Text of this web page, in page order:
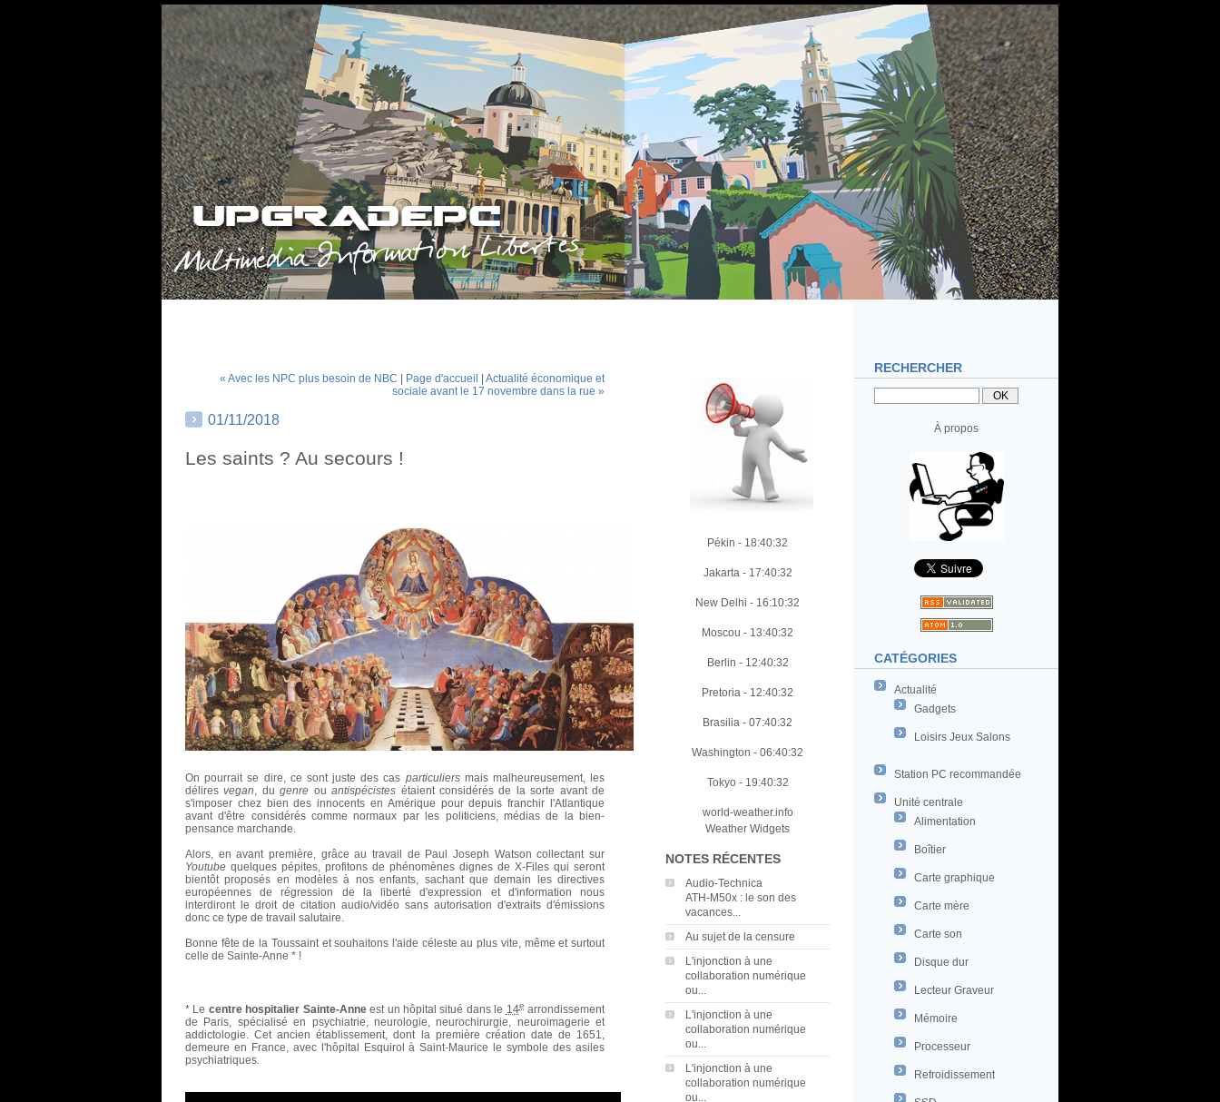
RECHERCHER
À propos
CATÉGORIES
Actualité
Gadgets
Loisirs Jeux Salons
Station PC recommandée
Unité centrale
Alimentation
Boîtier
Carte graphique
Carte mère
Carte son
Disque dur
Lecteur Graveur
Mémoire
Processeur
Refroidissement
Pékin - 18:40:33
Jakarta- 17:40:33
New Delhi - 16:10:33
Moscou - 13:40:33
Berlin - 12:40:33
Pretoria - 12:40:33
Brasilia - 07:40:33
Washington - 06:40:33
Tokyo - 19:40:33
world-weather.info
Weather Widgets
NOTES RÉCENTES
Audio‑Technica
ATH‑M50x : le son des
vacances...
Au sujet de la censure
L'injonction à une
collaboration numérique
ou...
L'injonction à une
collaboration numérique
ou...
L'injonction à une
collaboration numérique
ou...
« Avec les NPC plus besoin de NBC Page d'accueil
Actualité économique et
sociale avant le 17 novembre dans la rue »
01/11/2018
Les saints ? Au secours !
On pourrait se dire, ce sont juste des cas particuliersmais malheureusement, les
déliresvegan , dugenre ouantispécistes étaient considérés de la sorte avant de
s'imposer chez bien des innocents en Amérique pour depuis franchir l'Atlantique
avant d'être considérés comme normaux par les politiciens, médias de la bien-
pensance marchande.
Alors, en avant première, grâce au travail de Paul Joseph Watson collectant sur
Youtube quelques pépites, profitons de phénomènes dignes de X-Files qui seront
bientôt proposés en modèles à nos enfants, sachant que demain les directives
européennes de régression de la liberté d'expression et d'information nous
interdiront le droit de citation audio/vidéo sans autorisation d'extraits d'émissions
donc ce type de travail salutaire.
Bonne fête de la Toussaint et souhaitons l'aide céleste au plus vite, même et surtout
celle de Sainte-Anne * !
* Le centre hospitalier Sainte-Anneest un hôpital situé dans le 14e arrondissement
de Paris, spécialisé en psychiatrie, neurologie, neurochirurgie, neuroimagerie et
addictologie. Cet ancien établissement, dont la première création date de 1651,
demeure en France, avec l'hôpital Esquirol à Saint-Maurice le symbole des asiles
psychiatriques